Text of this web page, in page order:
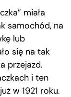
miała
samochód, na
lub
się na tak
przejazd.
i ten
w 1921 roku.